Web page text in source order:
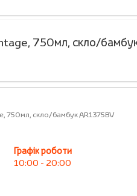
750мл, скло/
750мл, скло/бамбук AR1375BV
Графік роботи
10:00 - 20:00